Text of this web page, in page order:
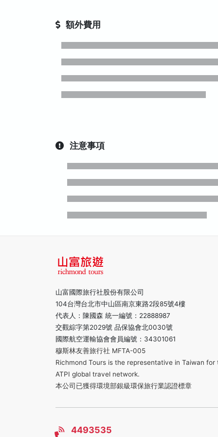
額外費用
注意事項
山富國際旅行社股份有限公司
104台灣台北市中山區南京東路2段85號4樓
代表人：陳國森 統一編號：22888987
交觀綜字第2029號 品保協會北0030號
國際航空運輸協會會員編號：34301061
穆斯林友善旅行社 MFTA-005
Richmond Tours is the representative in Taiwan for
ATPI global travel network.
本公司已獲得環境部銀級環保旅行業認證標章
4493535